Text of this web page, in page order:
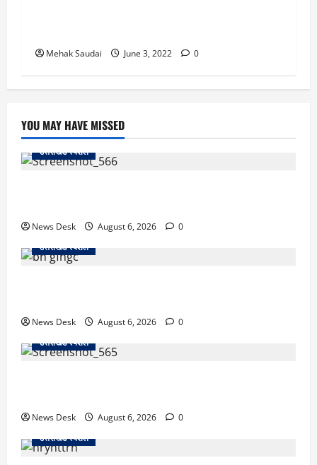
Mehak Saudai June 3, 2022 0
YOU MAY HAVE MISSED
उत्तराखंड स्पेशल
News Desk August 6, 2026
0
उत्तराखंड स्पेशल
News Desk August 6, 2026
0
उत्तराखंड स्पेशल
News Desk August 6, 2026
0
उत्तराखंड स्पेशल